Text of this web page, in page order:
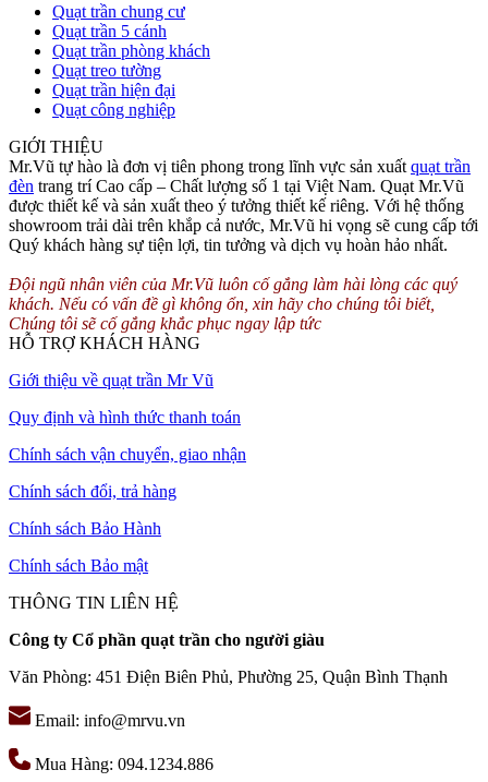
Quạt trần chung cư
Quạt trần 5 cánh
Quạt trần phòng khách
Quạt treo tường
Quạt trần hiện đại
Quạt công nghiệp
GIỚI THIỆU
Mr.Vũ tự hào là đơn vị tiên phong trong lĩnh vực sản xuất quạt trần
đèn trang trí Cao cấp – Chất lượng số 1 tại Việt Nam. Quạt Mr.Vũ
được thiết kế và sản xuất theo ý tưởng thiết kế riêng. Với hệ thống
showroom trải dài trên khắp cả nước, Mr.Vũ hi vọng sẽ cung cấp tới
Quý khách hàng sự tiện lợi, tin tưởng và dịch vụ hoàn hảo nhất.
Đội ngũ nhân viên của Mr.Vũ luôn cố gắng làm hài lòng các quý
khách. Nếu có vấn đề gì không ổn, xin hãy cho chúng tôi biết,
Chúng tôi sẽ cố gắng khắc phục ngay lập tức
HỖ TRỢ KHÁCH HÀNG
Giới thiệu về quạt trần Mr Vũ
Quy định và hình thức thanh toán
Chính sách vận chuyển, giao nhận
Chính sách đổi, trả hàng
Chính sách Bảo Hành
Chính sách Bảo mật
THÔNG TIN LIÊN HỆ
Công ty Cổ phần quạt trần cho người giàu
Văn Phòng: 451 Điện Biên Phủ, Phường 25, Quận Bình Thạnh
Email: info@mrvu.vn
Mua Hàng: 094.1234.886